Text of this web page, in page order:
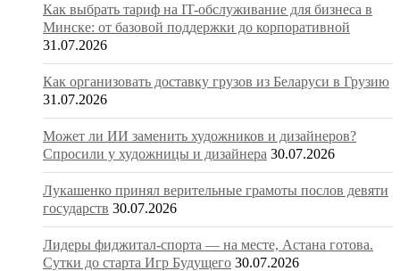
Как выбрать тариф на IT-обслуживание для бизнеса в
Минске: от базовой поддержки до корпоративной
31.07.2026
Как организовать доставку грузов из Беларуси в Грузию
31.07.2026
Может ли ИИ заменить художников и дизайнеров?
Спросили у художницы и дизайнера 30.07.2026
Лукашенко принял верительные грамоты послов девяти
государств 30.07.2026
Лидеры фиджитал-спорта — на месте, Астана готова.
Сутки до старта Игр Будущего 30.07.2026